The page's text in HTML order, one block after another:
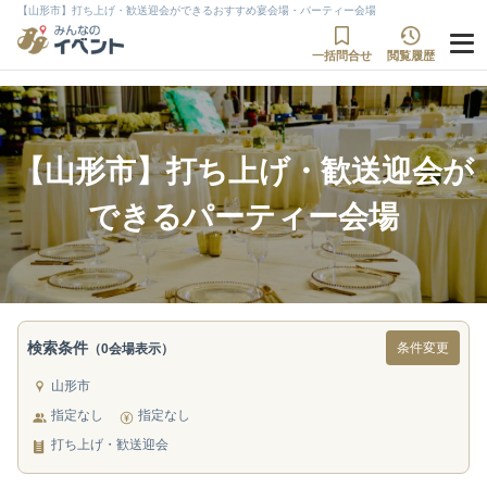
【山形市】打ち上げ・歓送迎会ができるおすすめ宴会場・パーティー会場
一括問合せ 閲覧履歴
【山形市】打ち上げ・歓送迎会が
できるパーティー会場
検索条件 （0会場表示） 条件変更
山形市
指定なし
指定なし
打ち上げ・歓送迎会